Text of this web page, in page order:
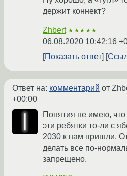
держит коннект?
Zhbert ★★★★★
06.08.2020 10:42:16
Показать ответ
Ответ на: комментарий от
+00:00
Понятия не имею,
эти ребятки то-ли с
2030 к нам пришли.
делать все по-
запрещено.